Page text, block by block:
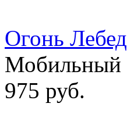
Огонь
Мобильный
975 руб.